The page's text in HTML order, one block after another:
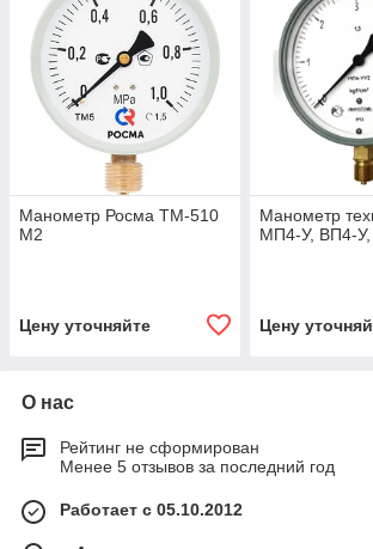
Манометр Росма ТМ-510
М2
Цену уточняйте
Манометр
МП4-У, ВП4-
Цену
О нас
Рейтинг не сформирован
Менее 5 отзывов за последний год
Работает с 05.10.2012